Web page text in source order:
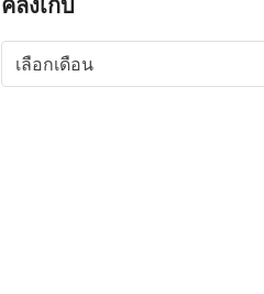
คลัง
เก็บ